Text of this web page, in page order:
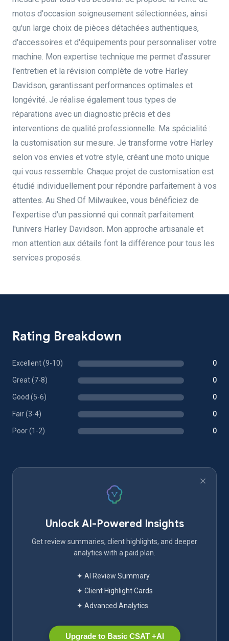
motos d'occasion soigneusement sélectionnées, ainsi
qu'un large choix de pièces détachées authentiques,
d'accessoires et d'équipements pour personnaliser votre
machine. Mon expertise technique me permet d'assurer
l'entretien et la révision complète de votre Harley
Davidson, garantissant performances optimales et
longévité. Je réalise également tous types de
réparations avec un diagnostic précis et des
interventions de qualité professionnelle. Ma spécialité :
la customisation sur mesure. Je transforme votre Harley
selon vos envies et votre style, créant une moto unique
qui vous ressemble. Chaque projet de customisation est
étudié individuellement pour répondre parfaitement à vos
attentes. Au Shed Of Milwaukee, vous bénéficiez de
l'expertise d'un passionné qui connaît parfaitement
l'univers Harley Davidson. Mon approche artisanale et
mon attention aux détails font la différence pour tous les
services proposés.
Rating Breakdown
Excellent (9-10) 0
Great (7-8) 0
Good (5-6) 0
Fair (3-4) 0
Poor (1-2) 0
Unlock AI-Powered Insights
Get review summaries, client highlights, and deeper
analytics with a paid plan.
✦ AI Review Summary
✦ Client Highlight Cards
✦ Advanced Analytics
Upgrade to Basic CSAT +AI